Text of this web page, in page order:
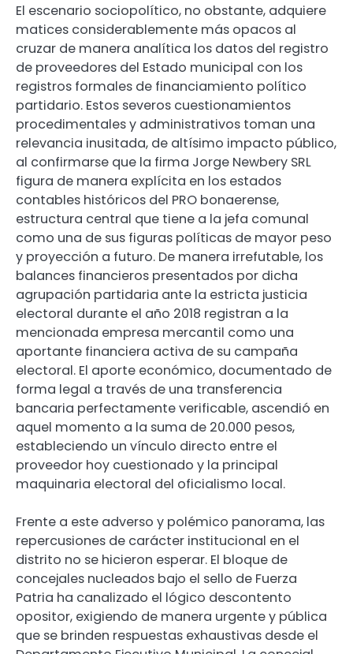
El escenario sociopolítico, no obstante, adquiere
matices considerablemente más opacos al
cruzar de manera analítica los datos del registro
de proveedores del Estado municipal con los
registros formales de financiamiento político
partidario. Estos severos cuestionamientos
procedimentales y administrativos toman una
relevancia inusitada, de altísimo impacto público,
al confirmarse que la firma Jorge Newbery SRL
figura de manera explícita en los estados
contables históricos del PRO bonaerense,
estructura central que tiene a la jefa comunal
como una de sus figuras políticas de mayor peso
y proyección a futuro. De manera irrefutable, los
balances financieros presentados por dicha
agrupación partidaria ante la estricta justicia
electoral durante el año 2018 registran a la
mencionada empresa mercantil como una
aportante financiera activa de su campaña
electoral. El aporte económico, documentado de
forma legal a través de una transferencia
bancaria perfectamente verificable, ascendió en
aquel momento a la suma de 20.000 pesos,
estableciendo un vínculo directo entre el
proveedor hoy cuestionado y la principal
maquinaria electoral del oficialismo local.
Frente a este adverso y polémico panorama, las
repercusiones de carácter institucional en el
distrito no se hicieron esperar. El bloque de
concejales nucleados bajo el sello de Fuerza
Patria ha canalizado el lógico descontento
opositor, exigiendo de manera urgente y pública
que se brinden respuestas exhaustivas desde el